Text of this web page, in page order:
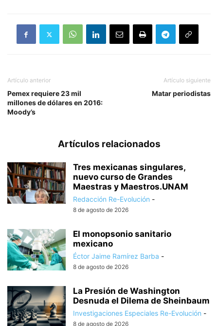
Artículo anterior
Pemex requiere 23 mil
millones de dólares en 2016:
Moody’s
Artículo siguiente
Matar periodistas
Artículos relacionados
Tres mexicanas singulares,
nuevo curso de Grandes
Maestras y Maestros.UNAM
Redacción Re-Evolución -
8 de agosto de 2026
El monopsonio sanitario
mexicano
Éctor Jaime Ramírez Barba -
8 de agosto de 2026
La Presión de Washington
Desnuda el Dilema de Sheinbaum
Investigaciones Especiales Re-Evolución -
8 de agosto de 2026